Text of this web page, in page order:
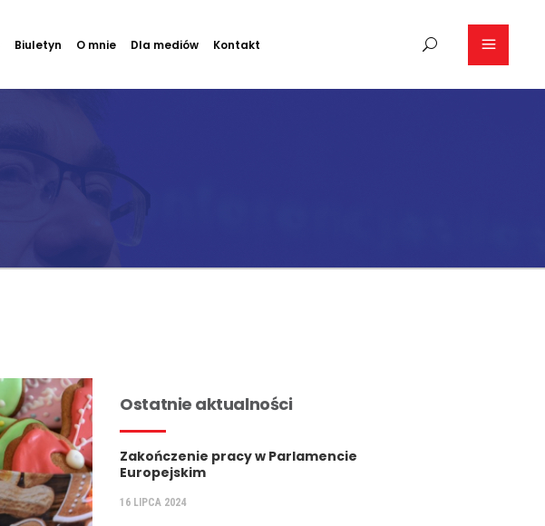
Biuletyn O mnie Dla mediów Kontakt
Ostatnie aktualności
Zakończenie pracy w Parlamencie
Europejskim
16 LIPCA 2024